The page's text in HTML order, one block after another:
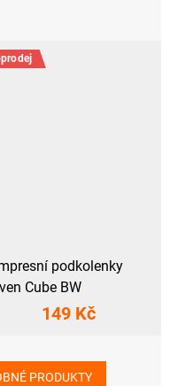
podkolenky
Cube BW
149 Kč
PRODUKTY